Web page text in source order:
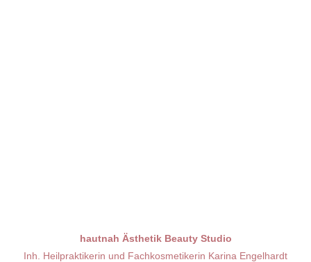
hautnah Ästhetik Beauty Studio
Inh. Heilpraktikerin und Fachkosmetikerin Karina Engelhardt